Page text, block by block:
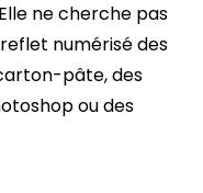
ne cherche pas
numérisé des
pâte, des
ou des